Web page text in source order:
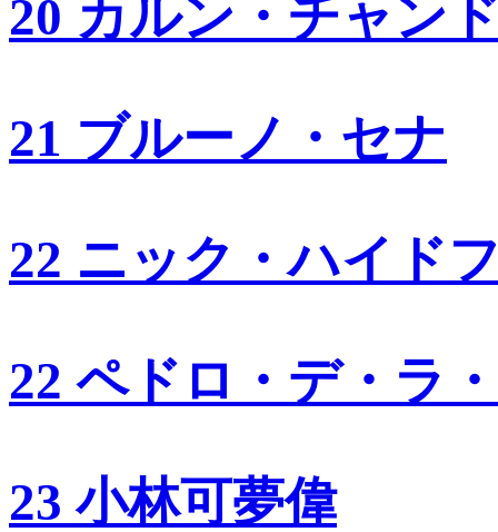
20 カルン・チャン
21 ブルーノ・セナ
22 ニック・ハイド
22 ペドロ・デ・ラ
23 小林可夢偉